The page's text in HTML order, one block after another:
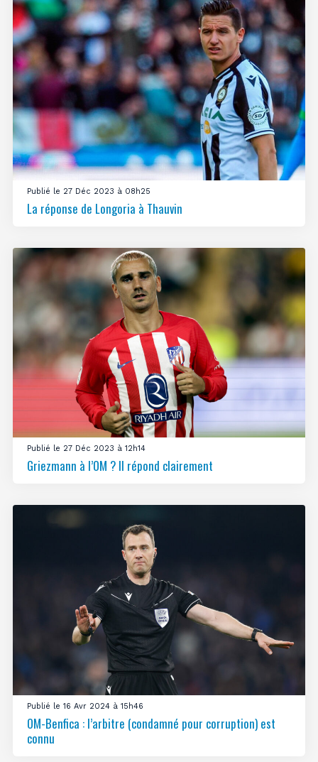
Publié le 27 Déc 2023 à 08h25
La réponse de Longoria à Thauvin
Publié le 27 Déc 2023 à 12h14
Griezmann à l’OM ? Il répond clairement
Publié le 16 Avr 2024 à 15h46
OM-Benfica : l’arbitre (condamné pour corruption) est
connu